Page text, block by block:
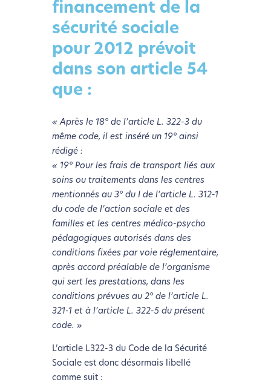
L’écoconception, ça vous
concerne aussi !
d’une démarche forte d’écoconception.
Si vous aussi vous souhaitez diminuer drastiquement
financement de la
sécurité sociale
pour 2012 prévoit
dans son article 54
que :
« Après le 18° de l’article L. 322-3 du
même code, il est inséré un 19° ainsi
rédigé :
« 19° Pour les frais de transport liés aux
soins ou traitements dans les centres
mentionnés au 3° du I de l’article L. 312-1
du code de l’action sociale et des
familles et les centres médico-psycho
pédagogiques autorisés dans des
conditions fixées par voie réglementaire,
après accord préalable de l’organisme
qui sert les prestations, dans les
conditions prévues au 2° de l’article L.
321-1 et à l’article L. 322-5 du présent
code. »
L’article L322-3 du Code de la Sécurité
Sociale est donc désormais libellé
comme suit :